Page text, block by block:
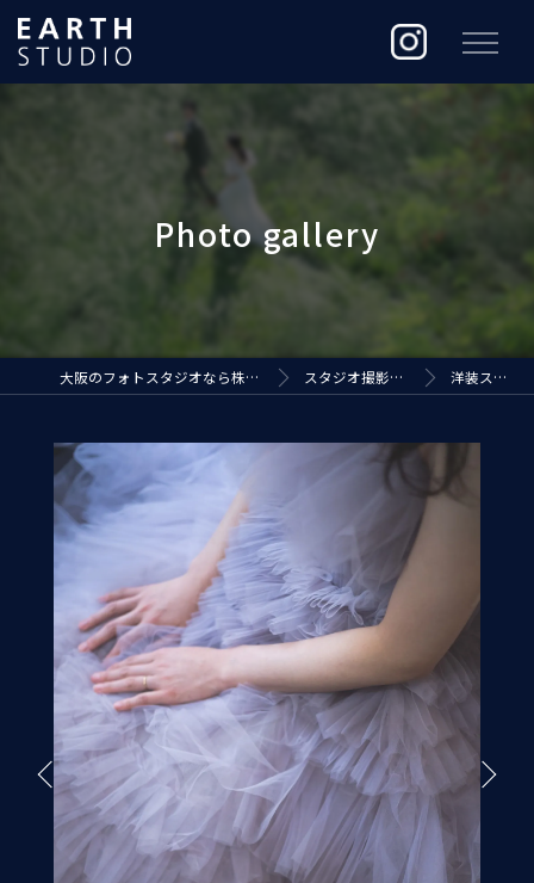
大阪のフォトスタジオなら株式会社ジ・アースプロダクション スタジオ撮影（EARTH STUDIO） 洋装スタジオ撮影